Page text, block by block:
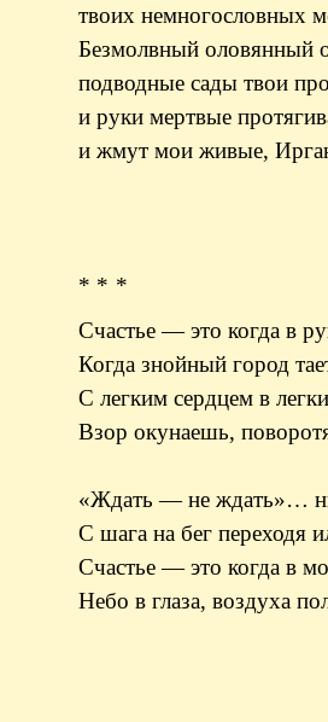
твоих немногословных
Безмолвный оловянный
подводные сады твои
и руки мертвые
и жмут мои живые,
* * *
Счастье — это когда в
Когда знойный город
С легким сердцем в
Взор окунаешь,
«Ждать — не ждать»…
С шага на бег переходя
Счастье — это когда в
Небо в глаза, воздуха